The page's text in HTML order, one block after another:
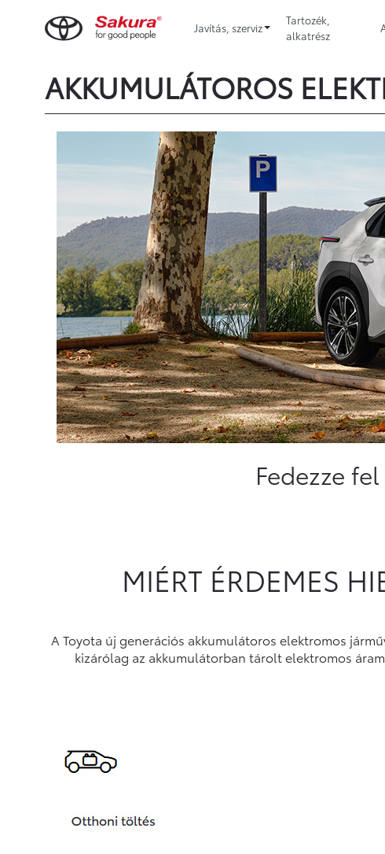
Javítás, szerviz
Tartozék,
alkatrész
AKKUMULÁTOROS
Fedezze
MIÉRT ÉRDEMES
A Toyota új generációs akkumulátoros elektromos
kizárólag az akkumulátorban tárolt elektromos